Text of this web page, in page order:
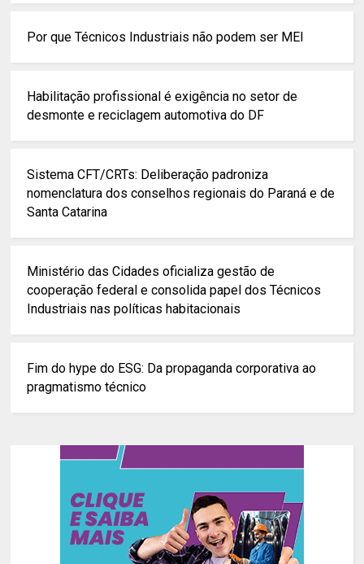
Por que Técnicos Industriais não podem ser MEI
Habilitação profissional é exigência no setor de
desmonte e reciclagem automotiva do DF
Sistema CFT/CRTs: Deliberação padroniza
nomenclatura dos conselhos regionais do Paraná e de
Santa Catarina
Ministério das Cidades oficializa gestão de
cooperação federal e consolida papel dos Técnicos
Industriais nas políticas habitacionais
Fim do hype do ESG: Da propaganda corporativa ao
pragmatismo técnico